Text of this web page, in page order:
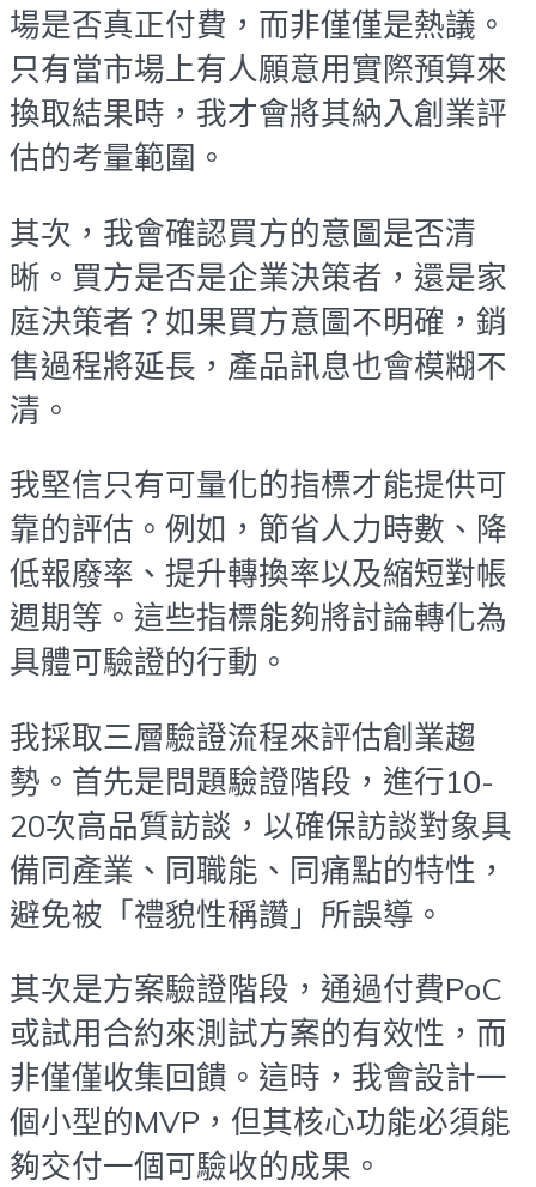
場是否真正付費，而非僅僅是熱議。
只有當市場上有人願意用實際預算來
換取結果時，我才會將其納入創業評
估的考量範圍。
其次，我會確認買方的意圖是否清
晰。買方是否是企業決策者，還是家
庭決策者？如果買方意圖不明確，銷
售過程將延長，產品訊息也會模糊不
清。
我堅信只有可量化的指標才能提供可
靠的評估。例如，節省人力時數、降
低報廢率、提升轉換率以及縮短對帳
週期等。這些指標能夠將討論轉化為
具體可驗證的行動。
我採取三層驗證流程來評估創業趨
勢。首先是問題驗證階段，進行10-
20次高品質訪談，以確保訪談對象具
備同產業、同職能、同痛點的特性，
避免被「禮貌性稱讚」所誤導。
其次是方案驗證階段，通過付費PoC
或試用合約來測試方案的有效性，而
非僅僅收集回饋。這時，我會設計一
個小型的MVP，但其核心功能必須能
夠交付一個可驗收的成果。